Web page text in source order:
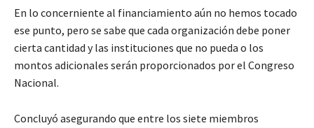
En lo concerniente al financiamiento aún no hemos tocado
ese punto, pero se sabe que cada organización debe poner
cierta cantidad y las instituciones que no pueda o los
montos adicionales serán proporcionados por el Congreso
Nacional.
Concluyó asegurando que entre los siete miembros